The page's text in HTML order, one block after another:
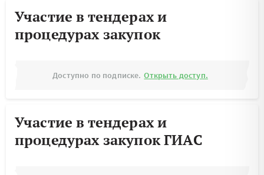
Участие в тендерах и
процедурах закупок
Доступно по подписке. Открыть доступ.
Участие в тендерах и
процедурах закупок ГИАС